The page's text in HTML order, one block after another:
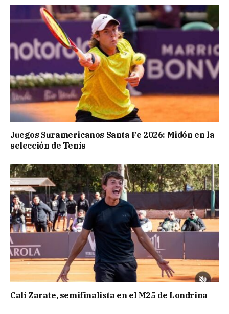
Juegos Suramericanos Santa Fe 2026: Midón en la
selección de Tenis
Cali Zarate, semifinalista en el M25 de Londrina